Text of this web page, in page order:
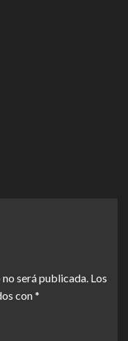
será publicada. Los
con*